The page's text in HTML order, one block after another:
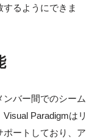
るようにできま
バー間でのシーム
Paradigmはリ
ートしており、ア